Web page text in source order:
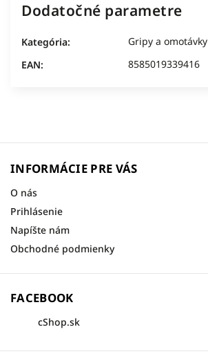
Dodatočné parametre
Kategória:
Gripy a omotávky
EAN: 8585019339416
INFORMÁCIE PRE VÁS
O nás
Prihlásenie
Napíšte nám
Obchodné podmienky
FACEBOOK
cShop.sk